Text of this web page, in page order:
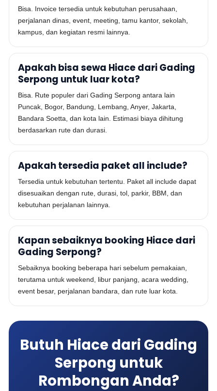
Bisa. Invoice tersedia untuk kebutuhan perusahaan,
perjalanan dinas, event, meeting, tamu kantor, sekolah,
kampus, dan kegiatan resmi lainnya.
Apakah bisa sewa Hiace dari Gading
Serpong untuk luar kota?
Bisa. Rute populer dari Gading Serpong antara lain
Puncak, Bogor, Bandung, Lembang, Anyer, Jakarta,
Bandara Soetta, dan kota lain. Estimasi biaya dihitung
berdasarkan rute dan durasi.
Apakah tersedia paket all include?
Tersedia untuk kebutuhan tertentu. Paket all include dapat
disesuaikan dengan rute, durasi, tol, parkir, BBM, dan
kebutuhan perjalanan lainnya.
Kapan sebaiknya booking Hiace dari
Gading Serpong?
Sebaiknya booking beberapa hari sebelum pemakaian,
terutama untuk weekend, libur panjang, acara wedding,
event besar, perjalanan bandara, dan rute luar kota.
Butuh Hiace dari Gading
Serpong untuk
Rombongan Anda?